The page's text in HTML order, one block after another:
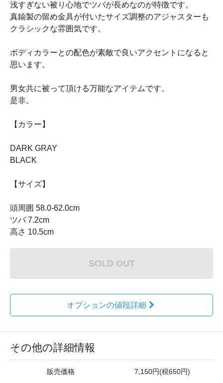
浅すぎない被り心地でツバが長めなのが特徴です。
真鍮製の留め金具が付いたサイズ調整のアジャスターも
クラシックな雰囲気です。
ボディカラーとの配色が素敵で良いアクセントになると
思います。
男女共に被って頂ける万能なアイテムです。
是非。
【カラー】
DARK GRAY
BLACK
【サイズ】
頭周囲 58.0-62.0cm
ツバ 7.2cm
高さ 10.5cm
SOLD OUT
オプションの値段詳細
その他の詳細情報
販売価格 7,150円(税650円)